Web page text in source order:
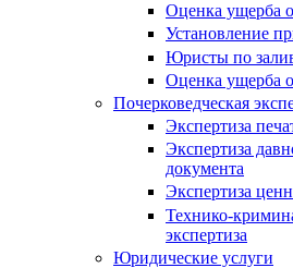
Оценка ущерба
Установление
Юристы по
Оценка ущерба
Почерковедческая
Экспертиза
Экспертиза
документа
Экспертиза
Технико-
экспертиза
Юридические услуги